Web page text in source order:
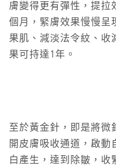
膚變得更有彈性，提拉
個月，緊膚效果慢慢呈
果肌、減淡法令紋、收
果可持達1年。
至於黃金針，即是將微
開皮膚吸收通道，啟動
白產生，達到除皺，收